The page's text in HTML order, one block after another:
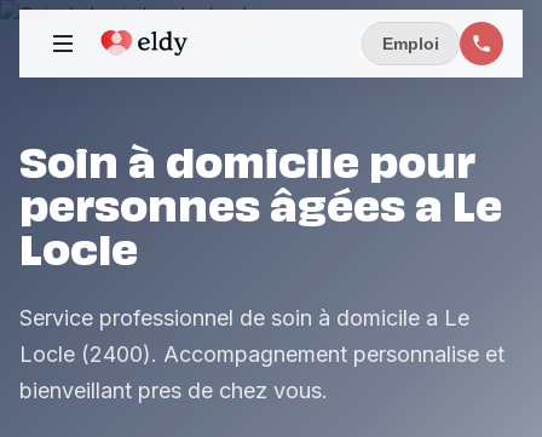
Emploi
Soin à domicile pour
personnes âgées a Le
Locle
Service professionnel de soin à domicile a Le
Locle (2400). Accompagnement personnalise et
bienveillant pres de chez vous.